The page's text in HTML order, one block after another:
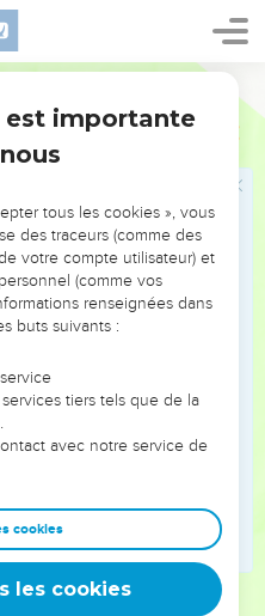
va manger et boire, car
l’averse.
qu’Elie montait vers le
prosterna jusqu’à terre, le
plus haut et regarde
sept fois pour regarder.
annonça : —Je vois venir
il n’est pas plus grand
Elie lui ordonna : —Va dire à
d’épais nuages
Soudain, une pluie
monta sur son char et
Elie serra sa ceinture autour
du roi Achab jusqu’à
est importante
tous les cookies », vous
des traceurs (comme des
votre compte utilisateur) et
(comme vos
renseignées dans
buts suivants :
tiers tels que de la
avec notre service de
cookies
les cookies